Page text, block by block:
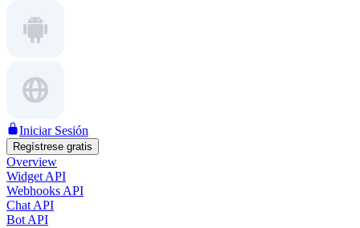
Iniciar Sesión
Regístrese gratis
Overview
Widget API
Webhooks API
Chat API
Bot API